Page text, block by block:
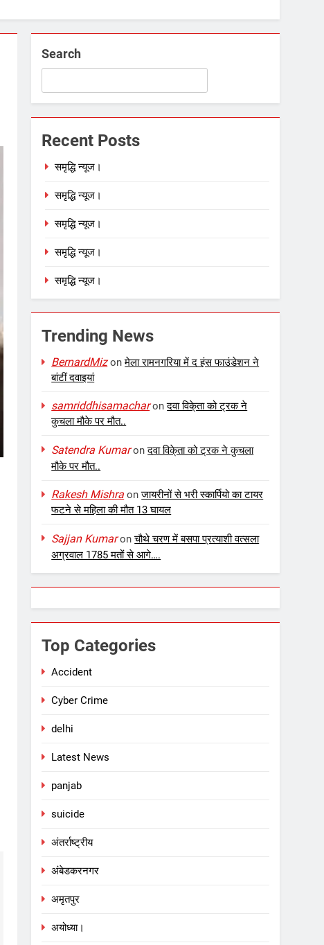
Search
Recent Posts
समृद्धि न्यूज।
समृद्धि न्यूज।
समृद्धि न्यूज।
समृद्धि न्यूज।
समृद्धि न्यूज।
Trending News
BernardMizonमेला रामनगरिया में द हंस फाउंडेशन ने
बांटीं दवाइयां
samriddhisamacharonदवा विके्ता को ट्रक ने
कुचला मौके पर मौत..
Satendra Kumaronदवा विके्ता को ट्रक ने कुचला
मौके पर मौत..
Rakesh Mishra onजायरीनों से भरी स्कार्पियो का टायर
फटने से महिला की मौत 13 घायल
Sajjan Kumaronचौथे चरण में बसपा प्रत्याशी वत्सला
अग्रवाल 1785 मतों से आगे….
Top Categories
Accident
Cyber Crime
delhi
Latest News
panjab
suicide
अंतर्राष्ट्रीय
अंबेडकरनगर
अमृतपुर
अयोध्या।